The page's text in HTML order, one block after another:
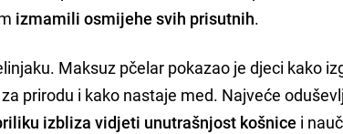
izmamili osmijehe svih prisutnih.
Maksuz pčelar pokazao je djeci kako
prirodu i kako nastaje med. Najveće
izbliza vidjeti unutrašnjost košnice i